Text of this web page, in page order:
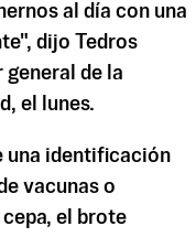
al día con una
dijo Tedros
general de la
el lunes.
una identificación
vacunas o
el brote